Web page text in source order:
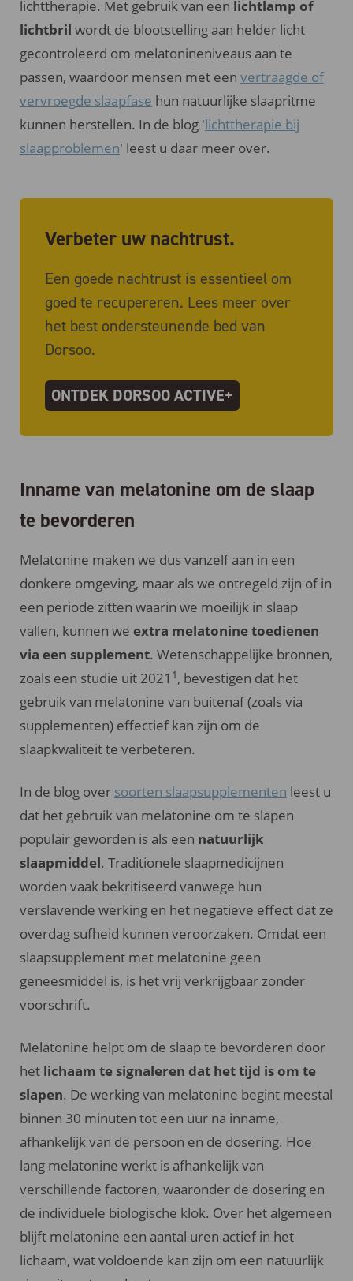
lichttherapie. Met gebruik van een lichtlamp of
lichtbril wordt de blootstelling aan helder licht
gecontroleerd om melatonineniveaus aan te
passen, waardoor mensen met een vertraagde of
vervroegde slaapfase hun natuurlijke slaapritme
kunnen herstellen. In de blog 'lichttherapie bij
slaapproblemen' leest u daar meer over.
Verbeter uw nachtrust.
Een goede nachtrust is essentieel om
goed te recupereren. Lees meer over
het best ondersteunende bed van
Dorsoo.
ONTDEK DORSOO ACTIVE+
Inname van melatonine om de slaap
te bevorderen
Melatonine maken we dus vanzelf aan in een
donkere omgeving, maar als we ontregeld zijn of in
een periode zitten waarin we moeilijk in slaap
vallen, kunnen we extra melatonine toedienen
via een supplement. Wetenschappelijke bronnen,
zoals een studie uit 2021 1, bevestigen dat het
gebruik van melatonine van buitenaf (zoals via
supplementen) effectief kan zijn om de
slaapkwaliteit te verbeteren.
In de blog over soorten slaapsupplementen leest u
dat het gebruik van melatonine om te slapen
populair geworden is als een natuurlijk
slaapmiddel. Traditionele slaapmedicijnen
worden vaak bekritiseerd vanwege hun
verslavende werking en het negatieve effect dat ze
overdag sufheid kunnen veroorzaken. Omdat een
slaapsupplement met melatonine geen
geneesmiddel is, is het vrij verkrijgbaar zonder
voorschrift.
Melatonine helpt om de slaap te bevorderen door
het lichaam te signaleren dat het tijd is om te
slapen. De werking van melatonine begint meestal
binnen 30 minuten tot een uur na inname,
afhankelijk van de persoon en de dosering. Hoe
lang melatonine werkt is afhankelijk van
verschillende factoren, waaronder de dosering en
de individuele biologische klok. Over het algemeen
blijft melatonine een aantal uren actief in het
lichaam, wat voldoende kan zijn om een natuurlijk